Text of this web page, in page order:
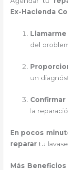
Ex-Hacienda
del
un
la
En pocos
reparartu
Más